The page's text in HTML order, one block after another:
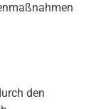
den